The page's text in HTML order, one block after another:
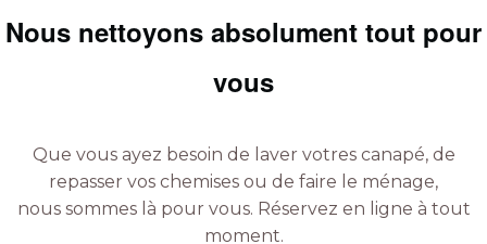
Nous nettoyons absolument tout pour
vous
Que vous ayez besoin de laver votres canapé, de
repasser vos chemises ou de faire le ménage,
nous sommes là pour vous. Réservez en ligne à tout
moment.